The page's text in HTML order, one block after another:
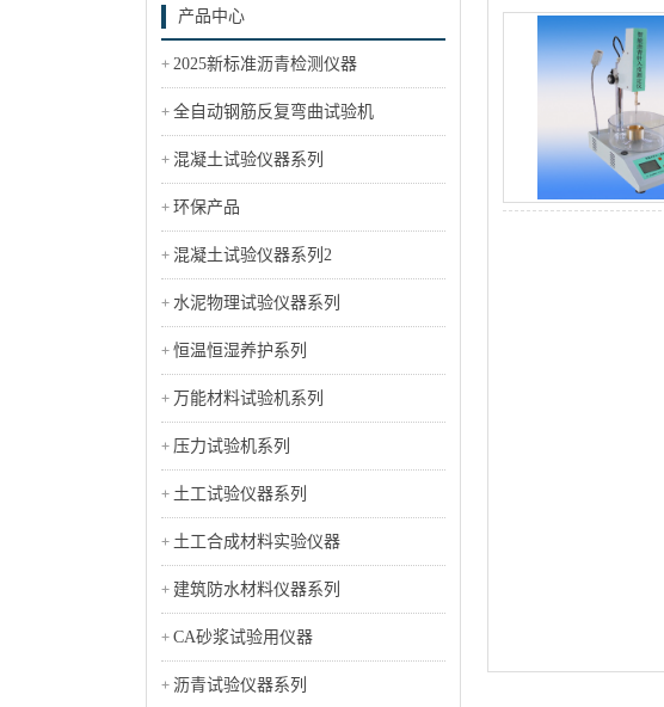
产品中心
2025新标准沥青检测仪器
全自动钢筋反复弯曲试验机
混凝土试验仪器系列
环保产品
混凝土试验仪器系列2
水泥物理试验仪器系列
恒温恒湿养护系列
万能材料试验机系列
压力试验机系列
土工试验仪器系列
土工合成材料实验仪器
建筑防水材料仪器系列
CA砂浆试验用仪器
沥青试验仪器系列